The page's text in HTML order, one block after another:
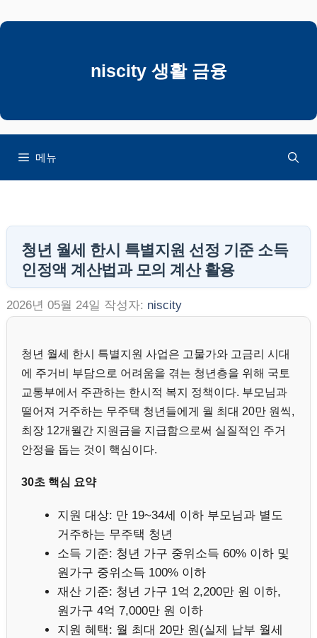
텐
뛰
niscity 생활 금융
메뉴
청년 월세 한시 특별지원 선정 기준 소득
인정액 계산법과 모의 계산 활용
2026년 05월 24일 작성자: niscity
청년 월세 한시 특별지원 사업은 고물가와 고금리 시대
에 주거비 부담으로 어려움을 겪는 청년층을 위해 국토
교통부에서 주관하는 한시적 복지 정책이다. 부모님과
떨어져 거주하는 무주택 청년들에게 월 최대 20만 원씩,
최장 12개월간 지원금을 지급함으로써 실질적인 주거
안정을 돕는 것이 핵심이다.
30초 핵심 요약
지원 대상: 만 19~34세 이하 부모님과 별도
거주하는 무주택 청년
소득 기준: 청년 가구 중위소득 60% 이하 및
원가구 중위소득 100% 이하
재산 기준: 청년 가구 1억 2,200만 원 이하,
원가구 4억 7,000만 원 이하
지원 혜택: 월 최대 20만 원(실제 납부 월세